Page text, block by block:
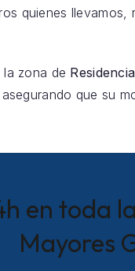
quienes
zona de
que su
en toda
Mayores